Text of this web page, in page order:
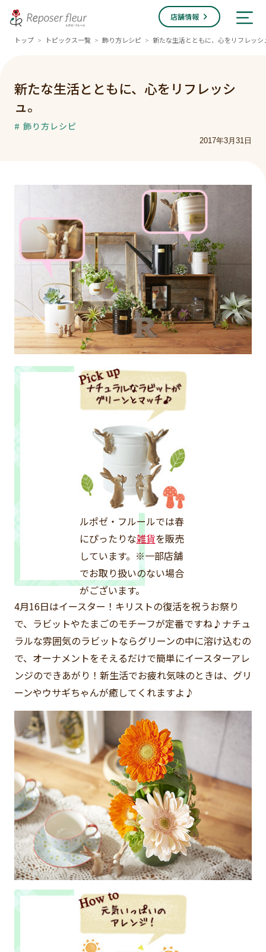
店舗情報
トップ > トピックス一覧 > 飾り方レシピ > 新たな生活とともに、心をリフレッシ
新たな生活とともに、心をリフレッシ
ュ。
# 飾り方レシピ
2017年3月31日
ルポゼ・フルールでは春
にぴったりな雑貨を販売
しています。※一部店舗
でお取り扱いのない場合
がございます。
4月16日はイースター！キリストの復活を祝うお祭り
で、ラビットやたまごのモチーフが定番ですね♪ナチュ
ラルな雰囲気のラビットならグリーンの中に溶け込むの
で、オーナメントをそえるだけで簡単にイースターアレ
ンジのできあがり！新生活でお疲れ気味のときは、グリ
ーンやウサギちゃんが癒してくれますよ♪